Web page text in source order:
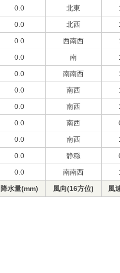
0.0 北東
0.0 北西
0.0 西南西
0.0 南
0.0 南南西
0.0 南西
0.0 南西
0.0 南西
0.0 南西
0.0 静穏
0.0 南南西
降水量(mm) 風向(16方位) 風